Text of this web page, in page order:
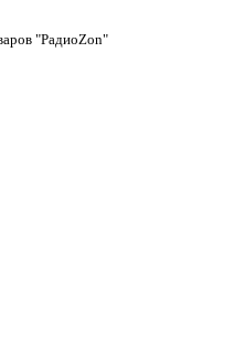
"РадиоZon"